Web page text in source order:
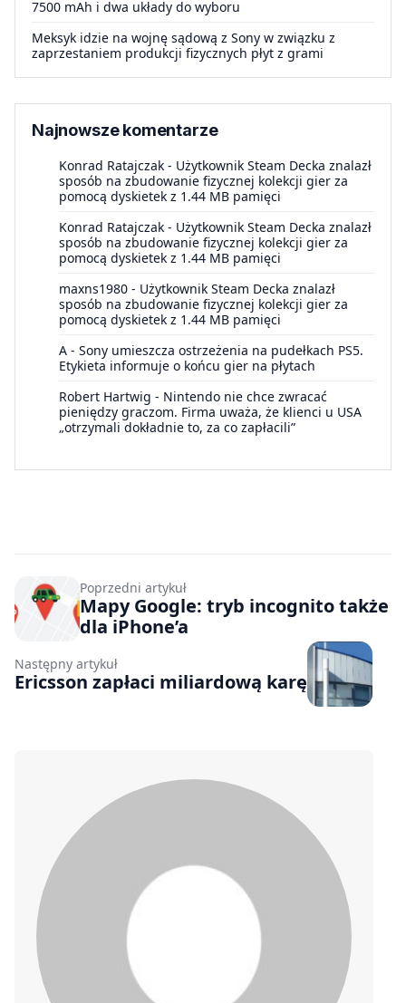
7500 mAh i dwa układy do wyboru
Meksyk idzie na wojnę sądową z Sony w związku z
zaprzestaniem produkcji fizycznych płyt z grami
Najnowsze komentarze
Konrad Ratajczak - Użytkownik Steam Decka znalazł
sposób na zbudowanie fizycznej kolekcji gier za
pomocą dyskietek z 1.44 MB pamięci
Konrad Ratajczak - Użytkownik Steam Decka znalazł
sposób na zbudowanie fizycznej kolekcji gier za
pomocą dyskietek z 1.44 MB pamięci
maxns1980 - Użytkownik Steam Decka znalazł
sposób na zbudowanie fizycznej kolekcji gier za
pomocą dyskietek z 1.44 MB pamięci
A - Sony umieszcza ostrzeżenia na pudełkach PS5.
Etykieta informuje o końcu gier na płytach
Robert Hartwig - Nintendo nie chce zwracać
pieniędzy graczom. Firma uważa, że klienci u USA
„otrzymali dokładnie to, za co zapłacili”
Poprzedni artykuł
Mapy Google: tryb incognito także
dla iPhone’a
Następny artykuł
Ericsson zapłaci miliardową karę